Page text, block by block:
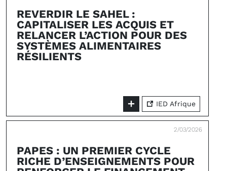
REVERDIR LE SAHEL :
CAPITALISER LES ACQUIS ET
RELANCER L’ACTION POUR DES
SYSTÈMES ALIMENTAIRES
RÉSILIENTS
IED Afrique
2/03/2026
PAPES : UN PREMIER CYCLE
RICHE D’ENSEIGNEMENTS POUR